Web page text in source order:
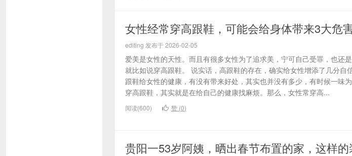
女性经常穿高跟鞋，可能会给身体带来3大危
editing 发布于 2026-02-05
爱美是女性的天性。而且有很多女性为了追求美，宁可自己受罪，也还是
就比如说穿高跟鞋。 说实话，高跟鞋的存在，确实给女性增添了几分自
跟鞋给女性的健康，有没有带来好处，其实也并没有多少，有时候一味
穿高跟鞋，其实就是在给自己的健康找麻烦。那么，女性常穿高...
阅读(600) 赞 (0)
贵阳一53岁阿姨，晒出春节布置的家，这样